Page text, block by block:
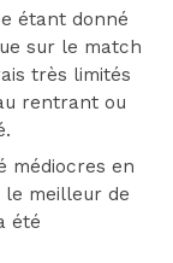
étant donné
sur le match
très limités
rentrant ou
médiocres en
le meilleur de
été